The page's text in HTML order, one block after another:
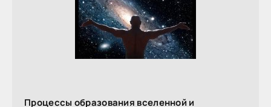
Процессы образования вселенной и